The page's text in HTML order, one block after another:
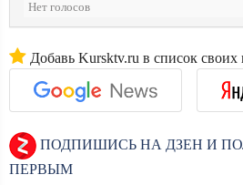
Нет голосов
Добавь Kursktv.ru в список своих
ПОДПИШИСЬ НА ДЗЕН И
ПЕРВЫМ